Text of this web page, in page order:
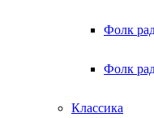
Фолк
Фолк
Классика